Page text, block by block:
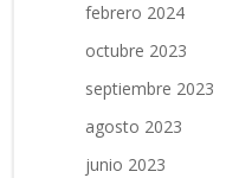
febrero 2024
octubre 2023
septiembre 2023
agosto 2023
junio 2023